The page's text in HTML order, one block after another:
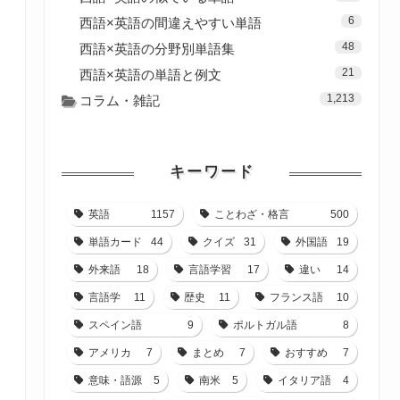
西語×英語の間違えやすい単語 6
西語×英語の分野別単語集 48
西語×英語の単語と例文 21
コラム・雑記 1,213
キーワード
英語 1157 ことわざ・格言 500
単語カード 44 クイズ 31 外国語 19
外来語 18 言語学習 17 違い 14
言語学 11 歴史 11 フランス語 10
スペイン語 9 ポルトガル語 8
アメリカ 7 まとめ 7 おすすめ 7
意味・語源 5 南米 5 イタリア語 4